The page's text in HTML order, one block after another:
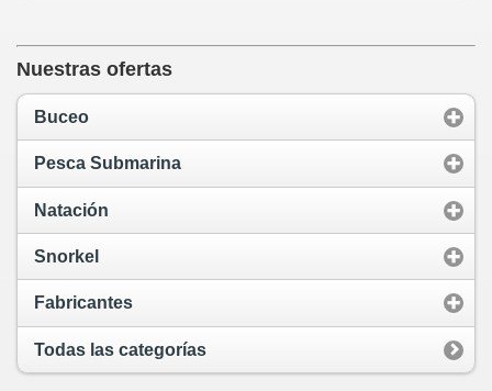
Nuestras ofertas
Buceo
Pesca Submarina
Natación
Snorkel
Fabricantes
Todas las categorías